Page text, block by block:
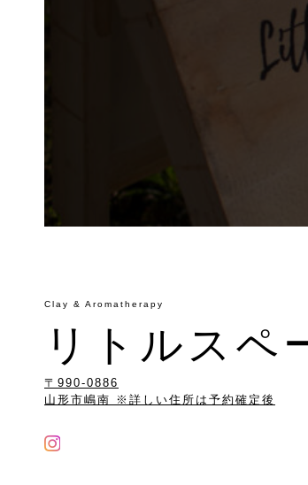
Clay & Aromatherapy
リトルスペ
〒990-0886
山形市嶋南 ※詳しい住所は予約確定後